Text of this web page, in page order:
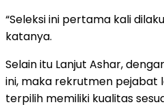
“Seleksi ini pertama kali
katanya.
Selain itu Lanjut Ashar,
ini, maka rekrutmen pejabat
terpilih memiliki kualitas